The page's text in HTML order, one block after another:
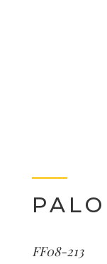
FF08-213